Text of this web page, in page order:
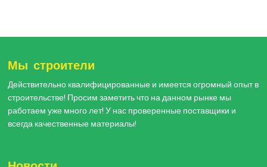
Мы строители
Действительно квалифицированные и имеется огромный опыт в
строительстве! Просим заметить что на данном рынке мы
работаем уже много лет! У нас проверенные поставщики и
всегда качественные материалы!